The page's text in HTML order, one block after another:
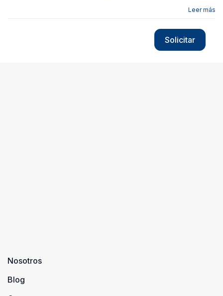
de Acceso,
política de privacidad
Leer más
Solicitar
Nosotros
Blog